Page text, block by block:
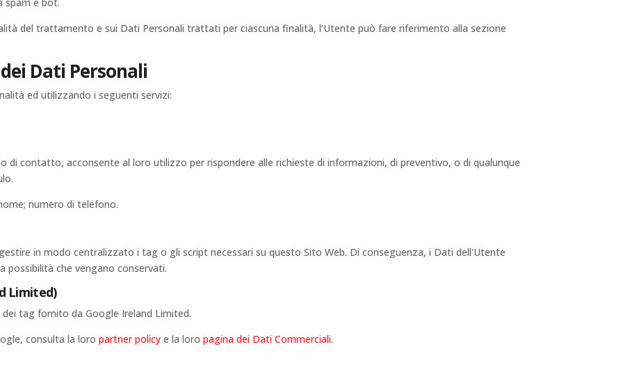
del trattamento e sui Dati Personali trattati per ciascuna finalità, l’Utente può fare riferimento alla sezione
Dati Personali
ed utilizzando i seguenti servizi:
di contatto, acconsente al loro utilizzo per rispondere alle richieste di informazioni, di preventivo, o di qualunque
numero di telefono.
in modo centralizzato i tag o gli script necessari su questo Sito Web. Di conseguenza, i Dati dell'Utente
possibilità che vengano conservati.
Limited)
tag fornito da Google Ireland Limited.
consulta la loropartner policy e la loropagina dei Dati Commerciali.